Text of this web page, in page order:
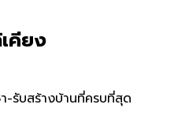
คียง
-รับสร้างบ้านที่ครบที่สุด